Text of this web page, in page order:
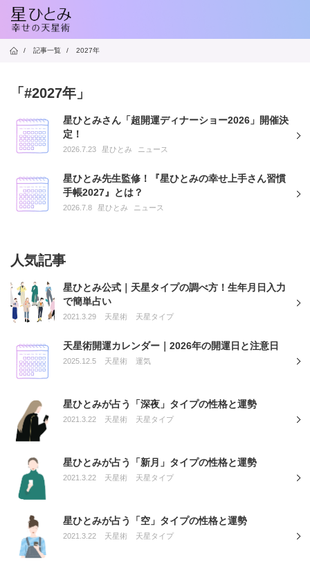
/ 記事一覧 / 2027年
「#2027年」
星ひとみさん「超開運ディナーショー2026」開催決
定！
2026.7.23 星ひとみ ニュース
星ひとみ先生監修！『星ひとみの幸せ上手さん習慣
手帳2027』とは？
2026.7.8 星ひとみ ニュース
人気記事
星ひとみ公式｜天星タイプの調べ方！生年月日入力
で簡単占い
2021.3.29 天星術 天星タイプ
天星術開運カレンダー｜2026年の開運日と注意日
2025.12.5 天星術 運気
星ひとみが占う「深夜」タイプの性格と運勢
2021.3.22 天星術 天星タイプ
星ひとみが占う「新月」タイプの性格と運勢
2021.3.22 天星術 天星タイプ
星ひとみが占う「空」タイプの性格と運勢
2021.3.22 天星術 天星タイプ